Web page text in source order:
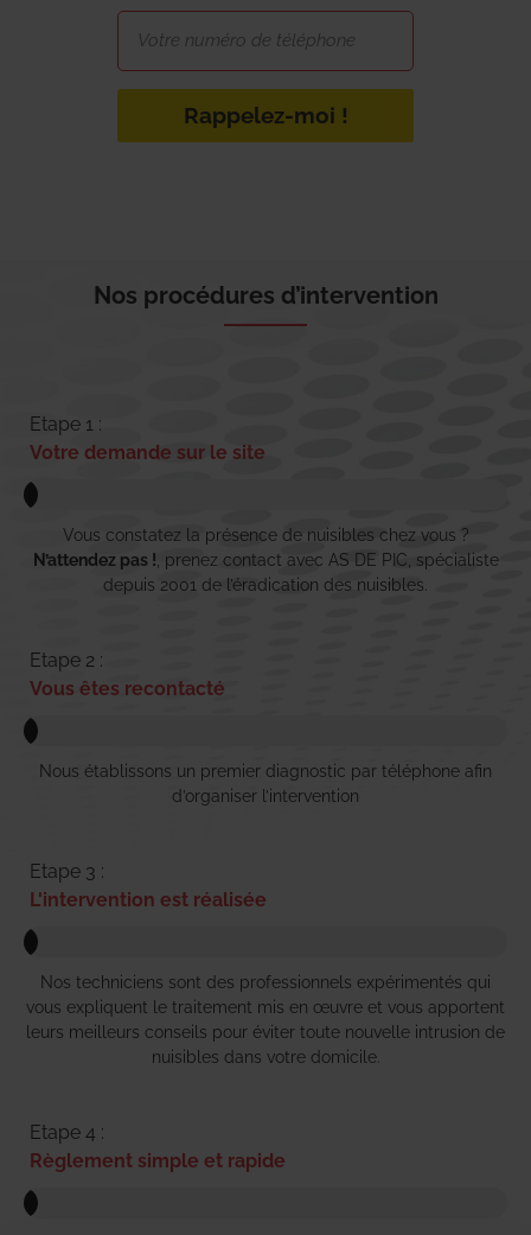
Rappelez-moi !
Nos procédures d’intervention
Etape 1 :
Votre demande sur le site
Vous constatez la présence de nuisibles chez vous ?
N’attendez pas ! , prenez contact avec AS DE PIC, spécialiste
depuis 2001 de l’éradication des nuisibles.
Etape 2 :
Vous êtes recontacté
Nous établissons un premier diagnostic par téléphone afin
d’organiser l’intervention
Etape 3 :
L'intervention est réalisée
Nos techniciens sont des professionnels expérimentés qui
vous expliquent le traitement mis en œuvre et vous apportent
leurs meilleurs conseils pour éviter toute nouvelle intrusion de
nuisibles dans votre domicile.
Etape 4 :
Règlement simple et rapide